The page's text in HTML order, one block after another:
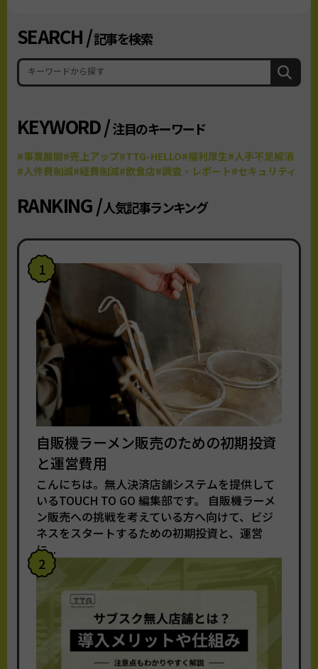
SEARCH /記事を検索
KEYWORD /注目のキーワード
#事業展開#売上アップ#TTG-HELLO#福利厚生#人手不足解消
#人件費削減#経費削減#飲食店#調査・レポート#セキュリティ
RANKING /人気記事ランキング
1
自販機ラーメン販売のための初期投資
と運営費用
こんにちは。無人決済店舗システムを提供して
いるTOUCH TO GO 編集部です。 自販機ラーメ
ン販売への挑戦を考えている方へ向けて、ビジ
ネスをスタートするための初期投資と、運営
に...
2